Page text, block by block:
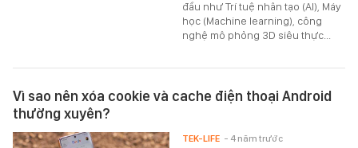
đầu như Trí tuệ nhân tạo (AI), Máy
học (Machine learning), công
nghệ mô phỏng 3D siêu thực...
Vì sao nên xóa cookie và cache điện thoại Android
thường xuyên?
TEK-LIFE - 4 năm trước